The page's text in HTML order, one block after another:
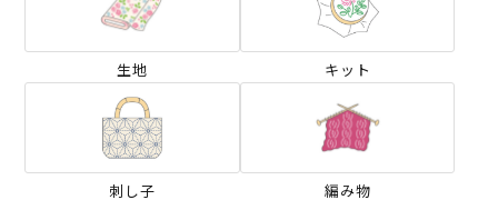
生地 キット
刺し子 編み物